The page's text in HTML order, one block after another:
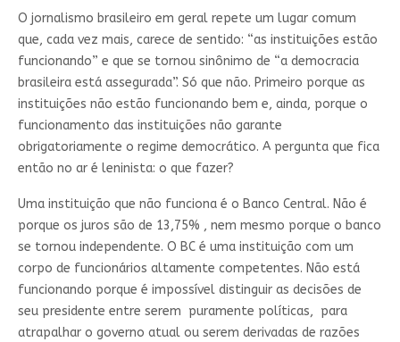
O jornalismo brasileiro em geral repete um lugar comum
que, cada vez mais, carece de sentido: “as instituições estão
funcionando” e que se tornou sinônimo de “a democracia
brasileira está assegurada”. Só que não. Primeiro porque as
instituições não estão funcionando bem e, ainda, porque o
funcionamento das instituições não garante
obrigatoriamente o regime democrático. A pergunta que fica
então no ar é leninista: o que fazer?
Uma instituição que não funciona é o Banco Central. Não é
porque os juros são de 13,75% , nem mesmo porque o banco
se tornou independente. O BC é uma instituição com um
corpo de funcionários altamente competentes. Não está
funcionando porque é impossível distinguir as decisões de
seu presidente entre serem puramente políticas, para
atrapalhar o governo atual ou serem derivadas de razões